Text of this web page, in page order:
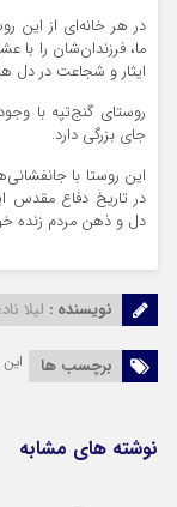
در هر خانه‌ای از این
ما، فرزندان‌شان را با
ایثار و شجاعت در دل
روستای گنج‌تپه با
جای بزرگی دارد.
این روستا با
در تاریخ دفاع مقدس
دل و ذهن مردم زنده
نویسنده : لیلا
برچسب ها
نوشته های مشابه